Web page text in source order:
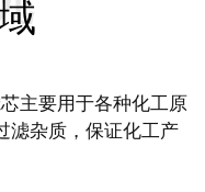
主要用于各种化工原
滤杂质，保证化工产